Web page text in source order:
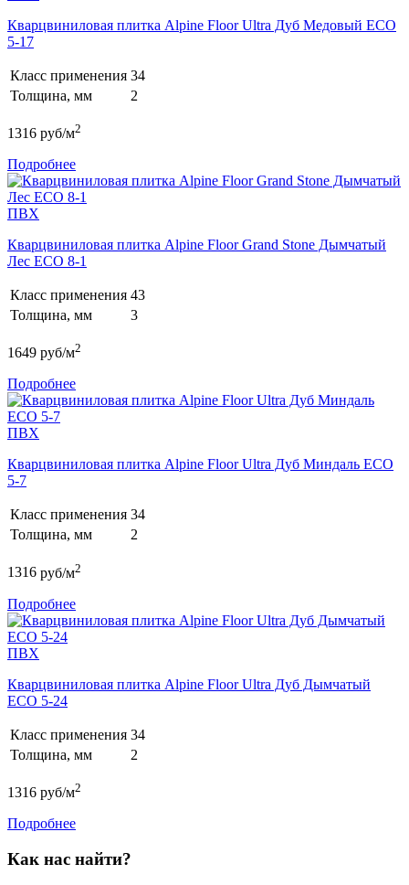
Кварцвиниловая плитка Alpine Floor Ultra Дуб Медовый ECO
5-17
Класс применения 34
Толщина, мм
2
1316 руб/м2
Подробнее
ПВХ
Кварцвиниловая плитка Alpine Floor Grand Stone Дымчатый
Лес ECO 8-1
Класс применения 43
Толщина, мм
3
1649 руб/м2
Подробнее
ПВХ
Кварцвиниловая плитка Alpine Floor Ultra Дуб Миндаль ECO
5-7
Класс применения 34
Толщина, мм
2
1316 руб/м2
Подробнее
ПВХ
Кварцвиниловая плитка Alpine Floor Ultra Дуб Дымчатый
ECO 5-24
Класс применения 34
Толщина, мм
2
1316 руб/м2
Подробнее
Как нас найти?